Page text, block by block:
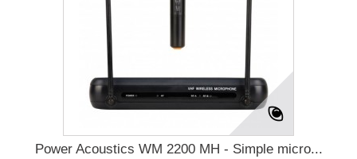
Power Acoustics WM 2200 MH - Simple micro...